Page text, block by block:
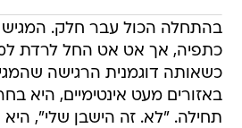
בהתחלה הכול עבר חלק.
כתפיה, אך אט אט החל לרדת
כשאותה דוגמנית הרגישה
באזורים מעט אינטימיים, היא
תחילה. "לא. זה הישבן שלי",